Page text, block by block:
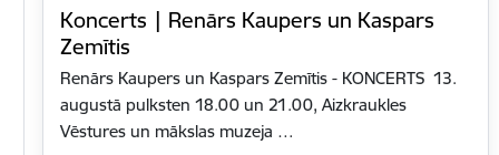
Koncerts | Renārs Kaupers un Kaspars
Zemītis
Renārs Kaupers un Kaspars Zemītis - KONCERTS 13.⁠
⁠augustā pulksten 18.00 un 21.00, Aizkraukles
Vēstures un mākslas muzeja …